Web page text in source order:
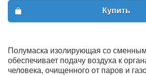
Купить
Полумаска изолирующая со
обеспечивает подачу воздуха к
человека, очищенного от паров и